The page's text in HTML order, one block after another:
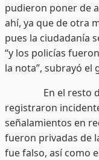
pudieron poner de
ahí, ya que de otra
pues la ciudadanía
“y los policías
la nota”, subrayó el
En el resto del
registraron
señalamientos en
fueron privadas de
fue falso, así como